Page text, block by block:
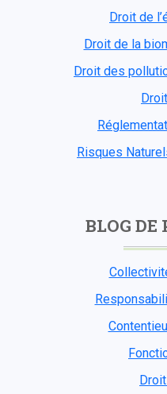
Droit de
Droit de la
Droit des
Risques
BLOG DE